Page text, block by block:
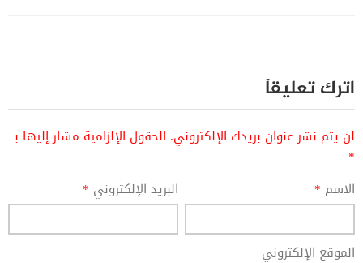
اترك تعليقاً
لن يتم نشر عنوان بريدك الإلكتروني. الحقول الإلزامية مشار إليها بـ
*
الاسم * البريد الإلكتروني *
الموقع الإلكتروني